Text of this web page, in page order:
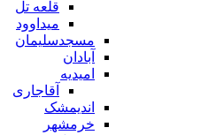
قلعه تل
میداوود
مسجدسلیمان
آبادان
امیدیه
آقاجاری
اندیمشک
خرمشهر